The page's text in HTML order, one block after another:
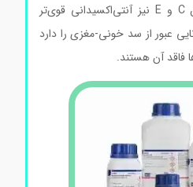
حتی در مقایسه با ویتامین C و E نیز آنتی‌اکسیدانی قوی‌تر
عبور از سد خونی-مغزی را دارد
آن هستند.